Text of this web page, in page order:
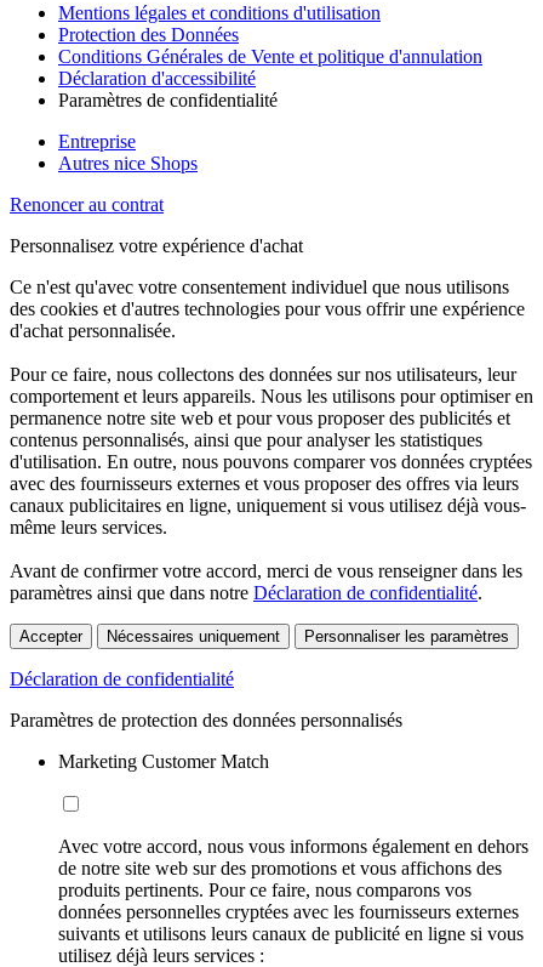
Mentions légales et conditions d'utilisation
Protection des Données
Conditions Générales de Vente et politique d'annulation
Déclaration d'accessibilité
Paramètres de confidentialité
Entreprise
Autres nice Shops
Renoncer au contrat
Personnalisez votre expérience d'achat
Ce n'est qu'avec votre consentement individuel que nous utilisons
des cookies et d'autres technologies pour vous offrir une expérience
d'achat personnalisée.
Pour ce faire, nous collectons des données sur nos utilisateurs, leur
comportement et leurs appareils. Nous les utilisons pour optimiser en
permanence notre site web et pour vous proposer des publicités et
contenus personnalisés, ainsi que pour analyser les statistiques
d'utilisation. En outre, nous pouvons comparer vos données cryptées
avec des fournisseurs externes et vous proposer des offres via leurs
canaux publicitaires en ligne, uniquement si vous utilisez déjà vous-
même leurs services.
Avant de confirmer votre accord, merci de vous renseigner dans les
paramètres ainsi que dans notre Déclaration de confidentialité.
Accepter Nécessaires uniquement Personnaliser les paramètres
Déclaration de confidentialité
Paramètres de protection des données personnalisés
Marketing Customer Match
Avec votre accord, nous vous informons également en dehors
de notre site web sur des promotions et vous affichons des
produits pertinents. Pour ce faire, nous comparons vos
données personnelles cryptées avec les fournisseurs externes
suivants et utilisons leurs canaux de publicité en ligne si vous
utilisez déjà leurs services :